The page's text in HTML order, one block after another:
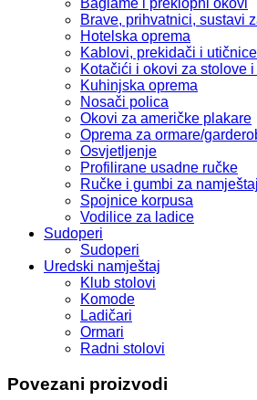
Brave, prihvatnici, sustavi
Hotelska oprema
Kablovi, prekidači i utičnice
Kotačići i okovi za stolove
Kuhinjska oprema
Nosači polica
Okovi za američke plakare
Oprema za ormare/
Osvjetljenje
Profilirane usadne ručke
Ručke i gumbi za namještaj
Spojnice korpusa
Vodilice za ladice
Sudoperi
Sudoperi
Uredski namještaj
Klub stolovi
Komode
Ladičari
Ormari
Radni stolovi
Povezani proizvodi